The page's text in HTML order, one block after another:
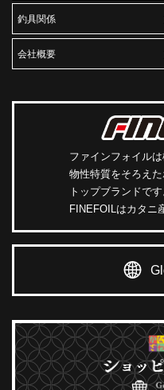
釣具関係
会社概要
ファインフォイルは
物性特質をそろえ
トップブランドです
FINEFOILはカタニ